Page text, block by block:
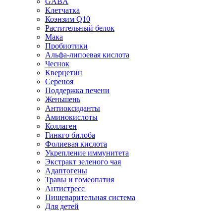
Клетчатка
Коэнзим Q10
Растительный белок
Мака
Пробиотики
Альфа-липоевая кислота
Чеснок
Кверцетин
Сереноя
Поддержка печени
Женьшень
Антиоксиданты
Аминокислоты
Коллаген
Гинкго билоба
Фолиевая кислота
Укрепление иммунитета
Экстракт зеленого чая
Адаптогены
Травы и гомеопатия
Антистресс
Пищеварительная система
Для детей